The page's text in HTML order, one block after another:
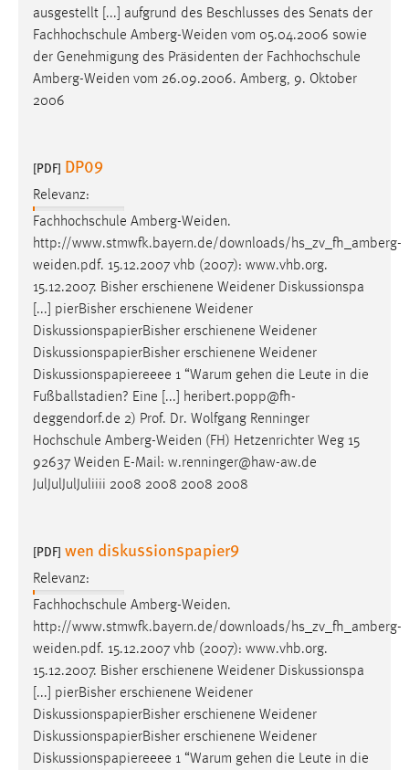
ausgestellt [...] aufgrund des Beschlusses des Senats der
Fachhochschule Amberg-Weiden vom 05.04.2006 sowie
der Genehmigung des Präsidenten der Fachhochschule
Amberg-Weiden vom 26.09.2006. Amberg, 9. Oktober
2006
[PDF] DP09
Relevanz:
Fachhochschule Amberg-Weiden.
http://www.stmwfk.bayern.de/downloads/hs_zv_fh_amberg-
weiden.pdf. 15.12.2007 vhb (2007): www.vhb.org.
15.12.2007. Bisher erschienene Weidener Diskussionspa
[...] pierBisher erschienene Weidener
DiskussionspapierBisher erschienene Weidener
DiskussionspapierBisher erschienene Weidener
Diskussionspapiereeee 1 “Warum gehen die Leute in die
Fußballstadien? Eine [...] heribert.popp@fh-
deggendorf.de 2) Prof. Dr. Wolfgang Renninger
Hochschule Amberg-Weiden (FH) Hetzenrichter Weg 15
92637 Weiden E-Mail: w.renninger@haw-aw.de
JulJulJulJuliiii 2008 2008 2008 2008
[PDF] wen diskussionspapier9
Relevanz:
Fachhochschule Amberg-Weiden.
http://www.stmwfk.bayern.de/downloads/hs_zv_fh_amberg-
weiden.pdf. 15.12.2007 vhb (2007): www.vhb.org.
15.12.2007. Bisher erschienene Weidener Diskussionspa
[...] pierBisher erschienene Weidener
DiskussionspapierBisher erschienene Weidener
DiskussionspapierBisher erschienene Weidener
Diskussionspapiereeee 1 “Warum gehen die Leute in die